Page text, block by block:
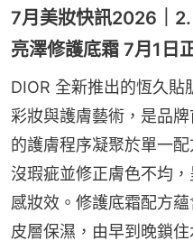
7月美妝快訊2026｜
亮澤修護底霜 7月1日
DIOR 全新推出的恆久
彩妝與護膚藝術，是品
的護膚程序凝聚於單一
沒瑕疵並修正膚色不均
感妝效。修護底霜配方
皮層保濕，由早到晚鎖